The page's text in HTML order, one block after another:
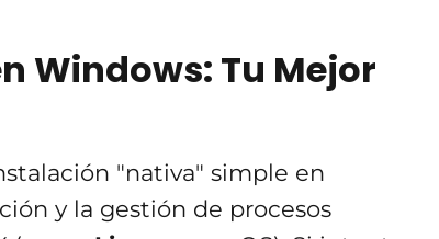
Windows: Tu Mejor
"nativa" simple en
y la gestión de procesos